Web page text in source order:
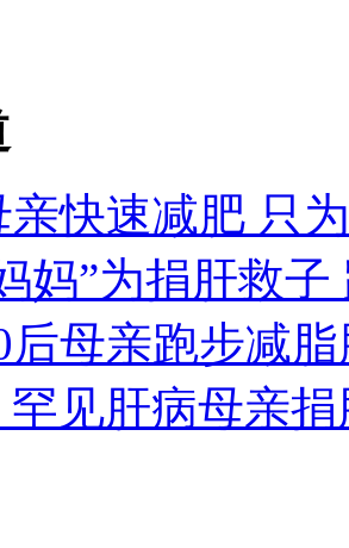
政治霸凌主义
家言论片面不公正
客车翻车
亲快速减肥 只
妈”为捐肝救
后母亲跑步减
罕见肝病母亲